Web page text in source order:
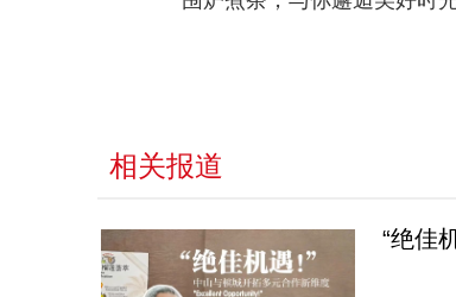
相关报道
“绝佳